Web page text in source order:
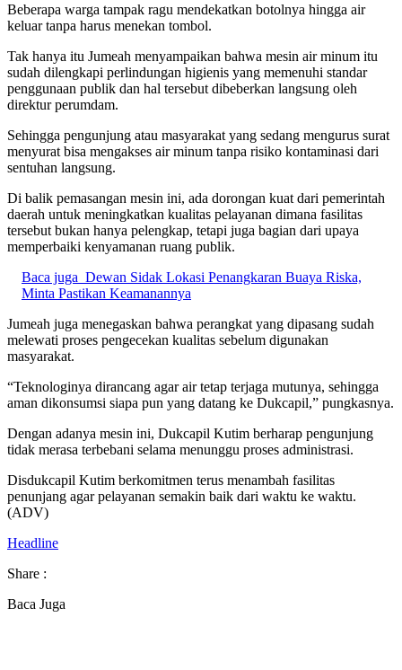
Beberapa warga tampak ragu mendekatkan botolnya hingga air
keluar tanpa harus menekan tombol.
Tak hanya itu Jumeah menyampaikan bahwa mesin air minum itu
sudah dilengkapi perlindungan higienis yang memenuhi standar
penggunaan publik dan hal tersebut dibeberkan langsung oleh
direktur perumdam.
Sehingga pengunjung atau masyarakat yang sedang mengurus surat
menyurat bisa mengakses air minum tanpa risiko kontaminasi dari
sentuhan langsung.
Di balik pemasangan mesin ini, ada dorongan kuat dari pemerintah
daerah untuk meningkatkan kualitas pelayanan dimana fasilitas
tersebut bukan hanya pelengkap, tetapi juga bagian dari upaya
memperbaiki kenyamanan ruang publik.
Baca juga Dewan Sidak Lokasi Penangkaran Buaya Riska,
Minta Pastikan Keamanannya
Jumeah juga menegaskan bahwa perangkat yang dipasang sudah
melewati proses pengecekan kualitas sebelum digunakan
masyarakat.
“Teknologinya dirancang agar air tetap terjaga mutunya, sehingga
aman dikonsumsi siapa pun yang datang ke Dukcapil,” pungkasnya.
Dengan adanya mesin ini, Dukcapil Kutim berharap pengunjung
tidak merasa terbebani selama menunggu proses administrasi.
Disdukcapil Kutim berkomitmen terus menambah fasilitas
penunjang agar pelayanan semakin baik dari waktu ke waktu.
(ADV)
Headline
Share :
Baca Juga